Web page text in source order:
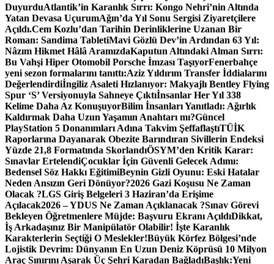
DuyurduAtlantik’in Karanlık Sırrı: Kongo Nehri’nin Altında
Yatan Devasa UçurumAğın’da Yıl Sonu Sergisi Ziyaretçilere
Açıldı.Cem Kozlu’dan Tarihin Derinliklerine Uzanan Bir
Roman: Sandima TabletiMavi Gözlü Dev’in Ardından 63 Yıl:
Nâzım Hikmet Hâlâ AramızdaKaputun Altındaki Alman Sırrı:
Bu Vahşi Hiper Otomobil Porsche İmzası TaşıyorFenerbahçe
yeni sezon formalarını tanıttı:Aziz Yıldırım Transfer İddialarını
Değerlendirdiİngiliz Asaleti Hızlanıyor: Makyajlı Bentley Flying
Spur ‘S’ Versiyonuyla Sahneye Çıktıİnsanlar Her Yıl 338
Kelime Daha Az KonuşuyorBilim İnsanları Yanıtladı: Ağırlık
Kaldırmak Daha Uzun Yaşamın Anahtarı mı?Güncel
PlayStation 5 Donanımları Adına Takvim ŞeffaflaştıTÜİK
Raporlarına Dayanarak Obezite Barındıran Sivillerin Endeksi
Yüzde 21,8 Formatında SkorlandıÖSYM’den Kritik Karar:
Sınavlar ErtelendiÇocuklar İçin Güvenli Gelecek Adımı:
Bedensel Söz Hakkı EğitimiBeynin Gizli Oyunu: Eski Hatalar
Neden Ansızın Geri Dönüyor?2026 Gazi Koşusu Ne Zaman
Olacak ?LGS Giriş Belgeleri 3 Haziran’da Erişime
Açılacak2026 – YDUS Ne Zaman Açıklanacak ?Sınav Görevi
Bekleyen Öğretmenlere Müjde: Başvuru Ekranı AçıldıDikkat,
İş Arkadaşınız Bir Manipülatör Olabilir! İşte Karanlık
Karakterlerin Seçtiği O Meslekler!Büyük Körfez Bölgesi’nde
Lojistik Devrim: Dünyanın En Uzun Deniz Köprüsü 10 Milyon
Araç Sınırını Aşarak Üç Şehri Karadan BağladıBaşlık:Yeni